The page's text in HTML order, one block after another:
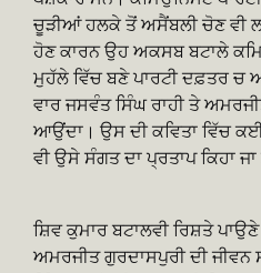
ਚੂੜੀਆਂ ਹਲਕੇ ਤੋਂ ਅਸੈਂਬਲੀ ਚੋਣ ਵੀ
ਹੋਣ ਕਾਰਨ ਉਹ ਅਕਸਬ ਬਟਾਲੇ
ਮੁਹੱਲੇ ਵਿੱਚ ਬਣੇ ਪਾਰਟੀ ਦਫ਼ਤਰ
ਵਾਰ ਜਸਵੰਤ ਸਿੰਘ ਰਾਹੀ ਤੇ
ਆਉਂਦਾ। ਉਸ ਦੀ ਕਵਿਤਾ ਵਿੱਚ
ਵੀ ਉਸੇ ਸੰਗਤ ਦਾ ਪ੍ਰਤਾਪ ਕਿਹਾ
ਸ਼ਿਵ ਕੁਮਾਰ ਬਟਾਲਵੀ ਰਿਸ਼ਤੇ ਪਾਉਣੇ
ਅਮਰਜੀਤ ਗੁਰਦਾਸਪੁਰੀ ਦੀ ਜੀਵਨ